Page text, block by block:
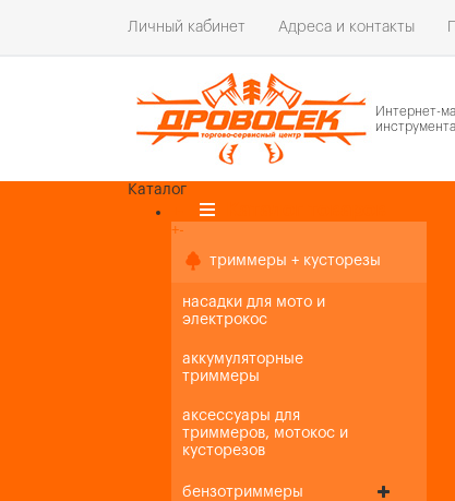
Личный кабинет Адреса и контакты
Интернет-
Каталог
+-
триммеры + кусторезы
насадки для мото и
электрокос
аккумуляторные
триммеры
аксессуары для
триммеров, мотокос и
кусторезов
бензотриммеры